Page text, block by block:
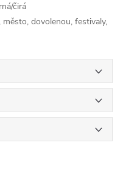
čirá
dovolenou, festivaly,